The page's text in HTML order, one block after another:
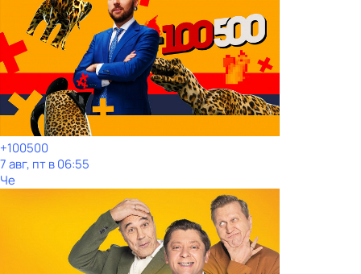
+100500
7 авг, пт в 06:55
Че